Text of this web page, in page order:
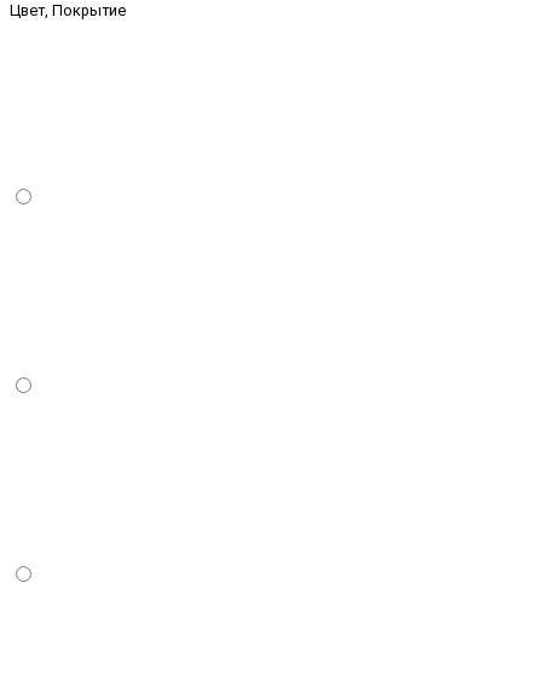
Цвет, Покрытие